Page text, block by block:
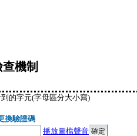
機制
的字元(字母區分大小寫)
換驗證碼
播放圖檔聲音